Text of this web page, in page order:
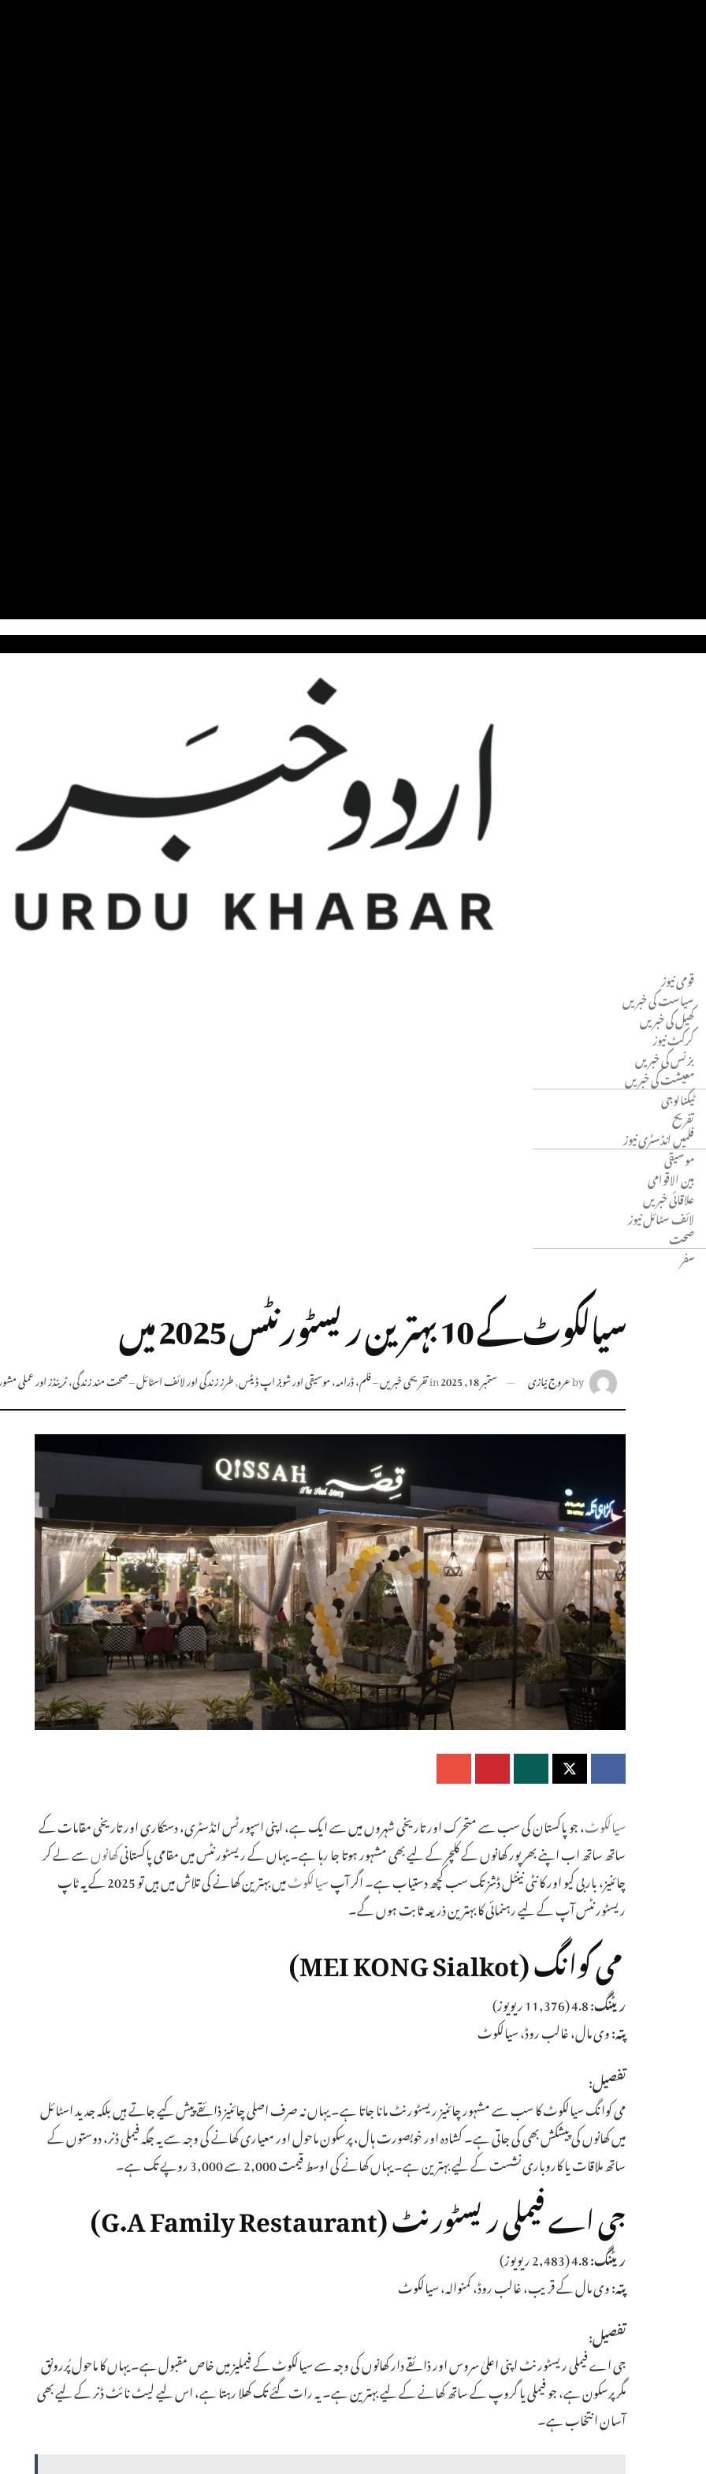
Menuقومی نیوز
سیاست کی خبریں
کھیل کی خبریں
کرکٹ نیوز
بزنس کی خبریں
معیشت کی خبریں
ٹیکنالوجی
تفریح
فلمیں انڈسٹری نیوز
موسیقی
بین الاقوامی
علاقائی خبریں
لائف سٹائل نیوز
صحت
سفر
سیالکوٹ کے 10 بہترین ریسٹورنٹس 2025 میں
byعروج نیازی ستمبر 18, 2025 inتفریحی خبریں – فلم، ڈرامہ، موسیقی اور شوبز اپ ڈیٹس,طرز زندگی اور لائف اسٹائل – صحت مند زندگی، ٹرینڈز اور عملی
سیالکوٹ، جو پاکستان کی سب سے متحرک اور تاریخی شہروں میں سے ایک ہے، اپنی اسپورٹس انڈسٹری، دستکاری اور تاریخی مقامات کے
ساتھ ساتھ اب اپنے بھرپور کھانوں کے کلچر کے لیے بھی مشہور ہوتا جا رہا ہے۔ یہاں کے ریسٹورنٹس میں مقامی پاکستانیکھانوںسے لے کر
چائنیز، باربی کیو اور کانٹی نینٹل ڈشز تک سب کچھ دستیاب ہے۔ اگر آپسیالکوٹ
میں بہترین کھانے کی تلاش میں ہیں تو 2025 کے یہ ٹاپ
ریسٹورنٹس آپ کے لیے رہنمائی کا بہترین ذریعہ ثابت ہوں گے۔
می کوانگ (MEI KONG Sialkot)
ریٹنگ:
پتہ:وی مال، غالب روڈ، سیالکوٹ
تفصیل:
می کوانگ سیالکوٹ کا سب سے مشہور چائنیز ریسٹورنٹ مانا جاتا ہے۔ یہاں نہ صرف اصلی چائنیز ذائقے پیش کیے جاتے ہیں بلکہ جدید اسٹائل
میں کھانوں کی پیشکش بھی کی جاتی ہے۔ کشادہ اور خوبصورت ہال، پرسکون ماحول اور معیاری کھانے کی وجہ سے یہ جگہ فیملی ڈنر، دوستوں کے
ساتھ ملاقات یا کاروباری نشست کے لیے بہترین ہے۔ یہاں کھانے کی اوسط قیمت 2,000 سے 3,000 روپے تک ہے۔
جی اے فیملی ریسٹورنٹ (G.A Family Restaurant)
ریٹنگ:
پتہ:وی مال کے قریب، غالب روڈ، کمنوالہ، سیالکوٹ
تفصیل:
جی اے فیملی ریسٹورنٹ اپنی اعلیٰ سروس اور ذائقے دار کھانوں کی وجہ سے سیالکوٹ کے فیملیز میں خاص مقبول ہے۔ یہاں کا ماحول پُررونق
مگر پرسکون ہے، جو فیملی یا گروپ کے ساتھ کھانے کے لیے بہترین ہے۔ یہ رات گئے تک کھلا رہتا ہے، اس لیے لیٹ نائٹ ڈنر کے لیے بھی
آسان انتخاب ہے۔